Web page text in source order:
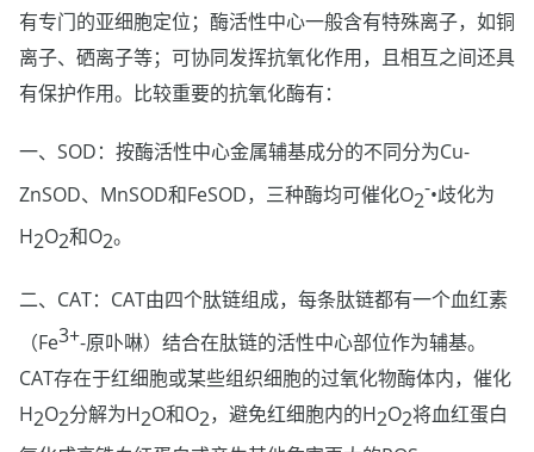
有专门的亚细胞定位；酶活性中心一般含有特殊离子，如铜
离子、硒离子等；可协同发挥抗氧化作用，且相互之间还具
有保护作用。比较重要的抗氧化酶有：
一、SOD：按酶活性中心金属辅基成分的不同分为Cu-
ZnSOD、MnSOD和FeSOD，三种酶均可催化O2-•歧化为
H2O2和O2。
二、CAT：CAT由四个肽链组成，每条肽链都有一个血红素
（Fe3+-原卟啉）结合在肽链的活性中心部位作为辅基。
CAT存在于红细胞或某些组织细胞的过氧化物酶体内，催化
H2O2分解为H2O和O2，避免红细胞内的H2O2将血红蛋白